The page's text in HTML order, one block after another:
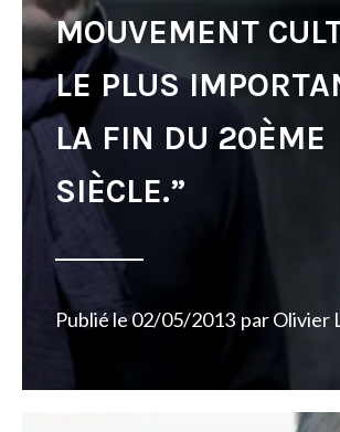
MOUVEMENT
LE PLUS
LA FIN DU 20ÈME
SIÈCLE.”
Publié le02/05/2013 parOlivier